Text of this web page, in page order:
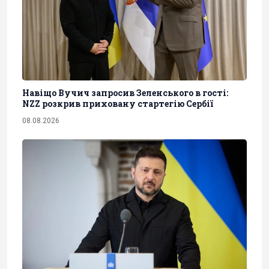
Навіщо Вучич запросив Зеленського в гості:
NZZ розкрив приховану стартегію Сербії
08.08.2026